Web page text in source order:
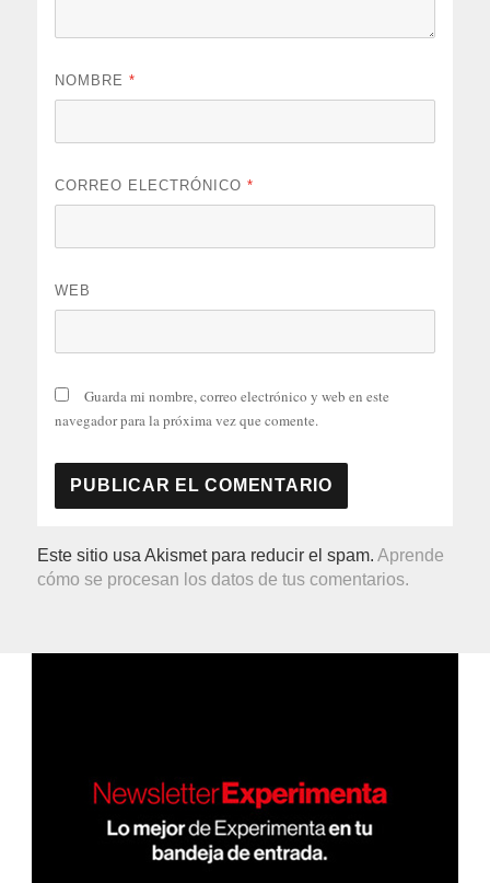
NOMBRE*
CORREO ELECTRÓNICO*
WEB
Guarda mi nombre, correo electrónico y web en este
navegador para la próxima vez que comente.
Este sitio usa Akismet para reducir el spam.Aprende
cómo se procesan los datos de tus comentarios.